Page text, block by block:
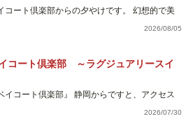
コート倶楽部からの夕やけです。 幻想的で美
2026/08/05
コート倶楽部 ～ラグジュアリースイ
イコート倶楽部』 静岡からですと、アクセス
2026/07/30